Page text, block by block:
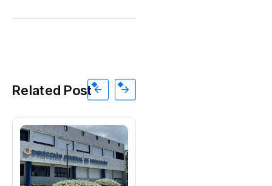
Related Post